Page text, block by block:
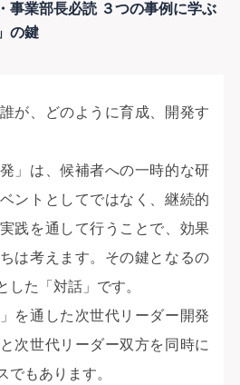
事業部長必読 ３つの事例に学ぶ
の鍵
が、どのように育成、開発す
」は、候補者への一時的な研
ントとしてではなく、継続的
践を通して行うことで、効果
は考えます。その鍵となるの
した「対話」です。
を通した次世代リーダー開発
次世代リーダー双方を同時に
でもあります。